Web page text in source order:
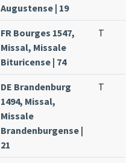
Augustense | 19
FR Bourges 1547,
Missal, Missale
Bituricense | 74
T
DE Brandenburg
1494, Missal,
Missale
Brandenburgense |
21
T